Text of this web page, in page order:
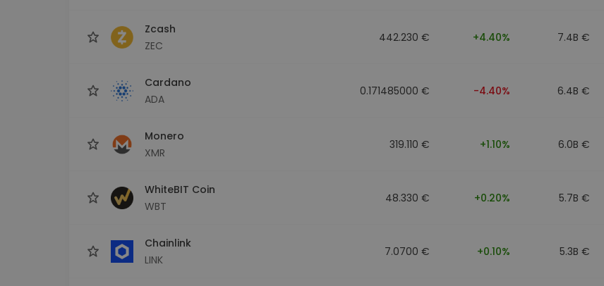
Zcash
ZEC
442.230 € +4.40% 7.4B €
Cardano
ADA
0.171485000 € -4.40% 6.4B €
Monero
XMR
319.110 € +1.10% 6.0B €
WhiteBIT Coin
WBT
48.330 € +0.20% 5.7B €
Chainlink
LINK
7.0700 € +0.10% 5.3B €